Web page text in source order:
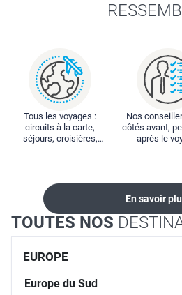
Tous les voyages :
circuits à la carte,
séjours, croisières,
Nos
côtés avant,
après le
En savoir
TOUTES NOS
EUROPE
Europe du Sud